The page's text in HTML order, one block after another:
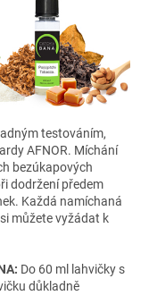
testováním,
AFNOR. Míchání
bezúkapových
dodržení předem
Každá namíchaná
můžete vyžádat k
Do 60 ml lahvičky s
důkladně